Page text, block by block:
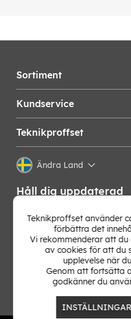
Sortiment
Kundservice
Teknikproffset
Ändra Land
Håll dig uppdaterad
Få de senaste nyheterna,
bästa tipsen från oss direkt
vårt nyhetsbrev!
Teknikproffset använder
förbättra det
Vi rekommenderar att
av cookies för att du
upplevelse när
Genom att fortsätta
godkänner du
INSTÄLLNINGAR